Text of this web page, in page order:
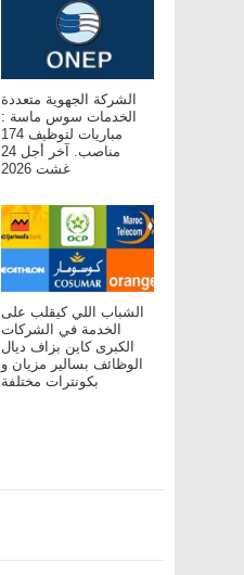
الشركة الجهوية متعددة
الخدمات سوس ماسة :
مباريات لتوظيف 174
مناصب. آخر أجل 24
غشت 2026
الشباب اللي كيقلب على
الخدمة في الشركات
الكبرى كاين بزاف ديال
الوظائف بسالير مزيان و
بكونترات مختلفة